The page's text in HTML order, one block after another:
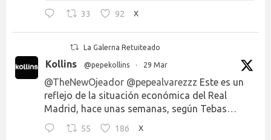
33 92 X
La Galerna Retuiteado
Kollins @pepekollins · 29 Mar
@TheNewOjeador @pepealvarezzz Este es un
reflejo de la situación económica del Real
Madrid, hace unas semanas, según Tebas…
55 186 X